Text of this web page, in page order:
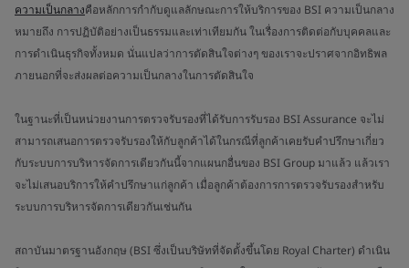
ความเป็นกลางคือหลักการกำกับดูแลลักษณะการให้บริการของ BSI ความเป็นกลาง
หมายถึง การปฏิบัติอย่างเป็นธรรมและเท่าเทียมกัน ในเรื่องการติดต่อกับบุคคลและ
การดำเนินธุรกิจทั้งหมด นั่นแปลว่าการตัดสินใจต่างๆ ของเราจะปราศจากอิทธิพล
ภายนอกที่จะส่งผลต่อความเป็นกลางในการตัดสินใจ
ในฐานะที่เป็นหน่วยงานการตรวจรับรองที่ได้รับการรับรอง BSI Assurance จะไม่
สามารถเสนอการตรวจรับรองให้กับลูกค้าได้ในกรณีที่ลูกค้าเคยรับคำปรึกษาเกี่ยว
กับระบบการบริหารจัดการเดียวกันนี้จากแผนกอื่นของ BSI Group มาแล้ว แล้วเรา
จะไม่เสนอบริการให้คำปรึกษาแก่ลูกค้า เมื่อลูกค้าต้องการการตรวจรับรองสำหรับ
ระบบการบริหารจัดการเดียวกันเช่นกัน
สถาบันมาตรฐานอังกฤษ (BSI ซึ่งเป็นบริษัทที่จัดตั้งขึ้นโดย Royal Charter) ดำเนิน